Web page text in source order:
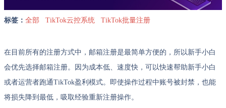
标签： 全部 TikTok云控系统 TikTok批量注册
在目前所有的注册方式中，邮箱注册是最简单方便的，所以新手小白
会优先选择邮箱注册。因为成本低、速度快，可以快速帮助新手小白
或者运营者跑通TikTok盈利模式。即使操作过程中账号被封禁，也能
将损失降到最低，吸取经验重新注册操作。